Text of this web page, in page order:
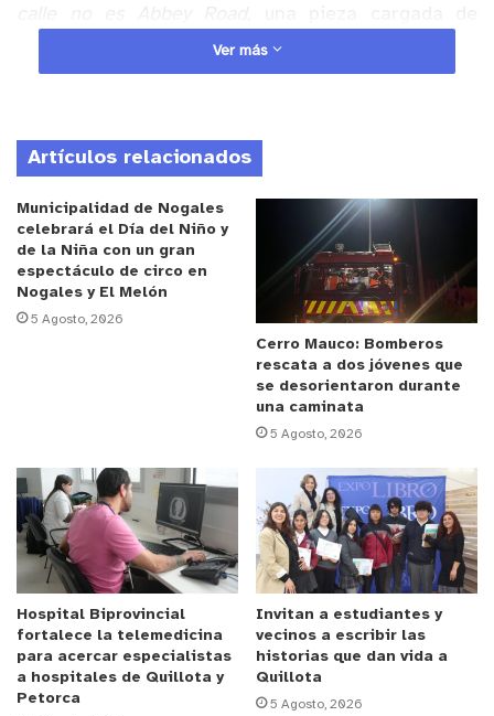
identidad local y nostalgia, que destaca por su
sonoridad cercana al folk rock y una letra que
música también nace en lugares simples, lejos de
los grandes centros culturales. La banda había
manifestado previamente su emoción por
competir, asegurando que la selección de su tema
ya era un reconocimiento significativo.
Anuncio Patrocinado
En total, fueron nueve los proyectos musicales que
integraron la selección oficial de la competencia.
Entre ellos estuvieron Isaías Morales, Antes O’ Sea
Tarde Mushantufe, Estrella Díaz, Serenatos, Me-Y,
Daniel Contreras y Dalas y El Kaos, representantes
de distintas comunas de la provincia. Cada
propuesta llevó al escenario estilos, historias y
ritmos propios, dando forma a una jornada diversa
y marcada por el apoyo del público local.
Tras su presentación, Al Otro Pueblo fue anunciada
como la banda ganadora del certamen, obteniendo
Ver más
Artículos relacionados
Municipalidad de Nogales
celebrará el Día del Niño y
de la Niña con un gran
espectáculo de circo en
Nogales y El Melón
5 Agosto, 2026
Cerro Mauco: Bomberos
rescata a dos jóvenes que
se desorientaron durante
una caminata
5 Agosto, 2026
Hospital Biprovincial
fortalece la telemedicina
para acercar especialistas
a hospitales de Quillota y
Petorca
Invitan a estudiantes y
vecinos a escribir las
historias que dan vida a
Quillota
5 Agosto, 2026